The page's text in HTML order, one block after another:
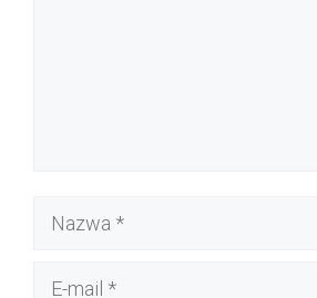
Nazwa